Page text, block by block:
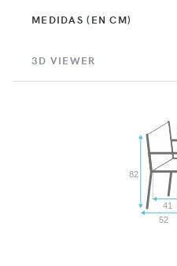
MEDIDAS (EN CM)
3D VIEWER
82
41
52